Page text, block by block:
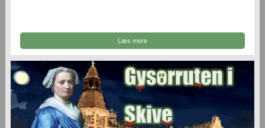
Læs mere